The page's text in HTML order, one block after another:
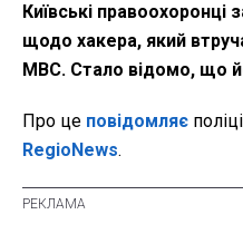
Київські
щодо хакера, який
МВС. Стало відомо, що
Про це повідомляє
RegioNews.